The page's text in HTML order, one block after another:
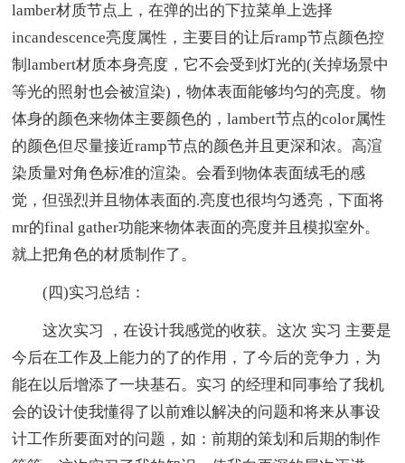
lamber材质节点上，在弹的出的下拉菜单上选择
incandescence亮度属性，主要目的让后ramp节点颜色控
制lambert材质本身亮度，它不会受到灯光的(关掉场景中
等光的照射也会被渲染)，物体表面能够均匀的亮度。物
体身的颜色来物体主要颜色的，lambert节点的color属性
的颜色但尽量接近ramp节点的颜色并且更深和浓。高渲
染质量对角色标准的渲染。会看到物体表面绒毛的感
觉，但强烈并且物体表面的.亮度也很均匀透亮，下面将
mr的final gather功能来物体表面的亮度并且模拟室外。
就上把角色的材质制作了。
(四)实习总结：
这次实习 ，在设计我感觉的收获。这次 实习 主要是
今后在工作及上能力的了的作用，了今后的竞争力，为
能在以后增添了一块基石。实习 的经理和同事给了我机
会的设计使我懂得了以前难以解决的问题和将来从事设
计工作所要面对的问题，如：前期的策划和后期的制作